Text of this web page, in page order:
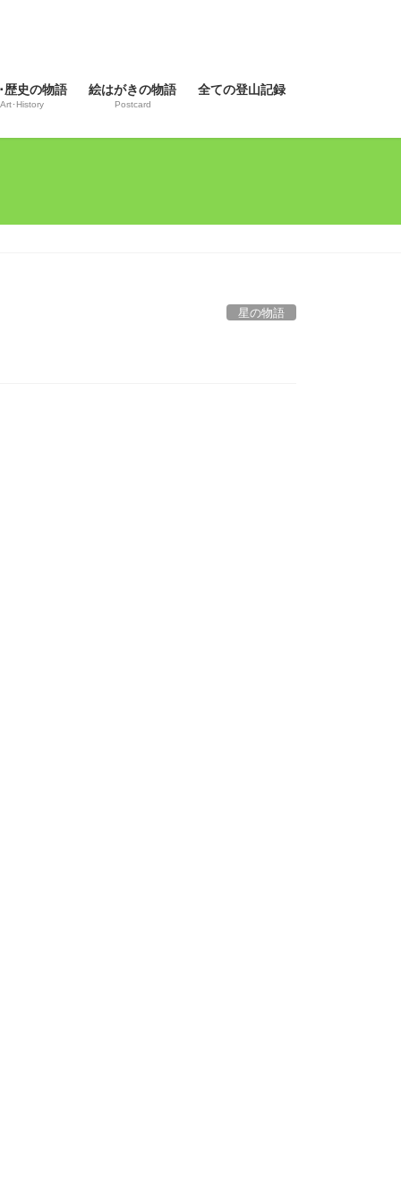
歴史の物語
･History
絵はがきの物語
Postcard
全ての登山記録
星の物語